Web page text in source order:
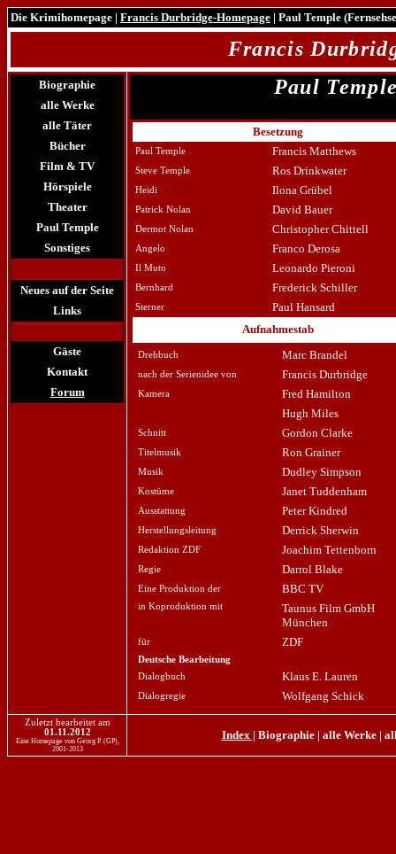
Die Krimihomepage | Francis Durbridge-Homepage | Paul Temple
Francis
Biographie
alle Werke
alle Täter
Bücher
Film & TV
Hörspiele
Theater
Paul Temple
Sonstiges
Neues auf der Seite
Links
Gäste
Kontakt
Forum
Paul
Besetzung
Paul Temple Francis Matthews
Steve Temple Ros Drinkwater
Heidi Ilona Grübel
Patrick Nolan David Bauer
Dermot Nolan Christopher Chittell
Angelo Franco Derosa
Il Muto Leonardo Pieroni
Bernhard Frederick Schiller
Sterner
Paul Hansard
Aufnahmestab
Drehbuch Marc Brandel
nach der Serienidee von Francis Durbridge
Kamera
Fred Hamilton
Hugh Miles
Schnitt Gordon Clarke
Titelmusik Ron Grainer
Musik Dudley Simpson
Kostüme Janet Tuddenham
Ausstattung Peter Kindred
Herstellungsleitung Derrick Sherwin
Redaktion ZDF Joachim Tettenborn
Regie Darrol Blake
Eine Produktion der BBC TV
in Koproduktion mit
Taunus Film GmbH
München
für ZDF
Deutsche Bearbeitung
Dialogbuch
Klaus E. Lauren
Dialogregie Wolfgang Schick
Zuletzt bearbeitet am
01.11.2012
Eine Homepage von Georg P. (GP),
2001-2013
Index | Biographie| alle Werke|